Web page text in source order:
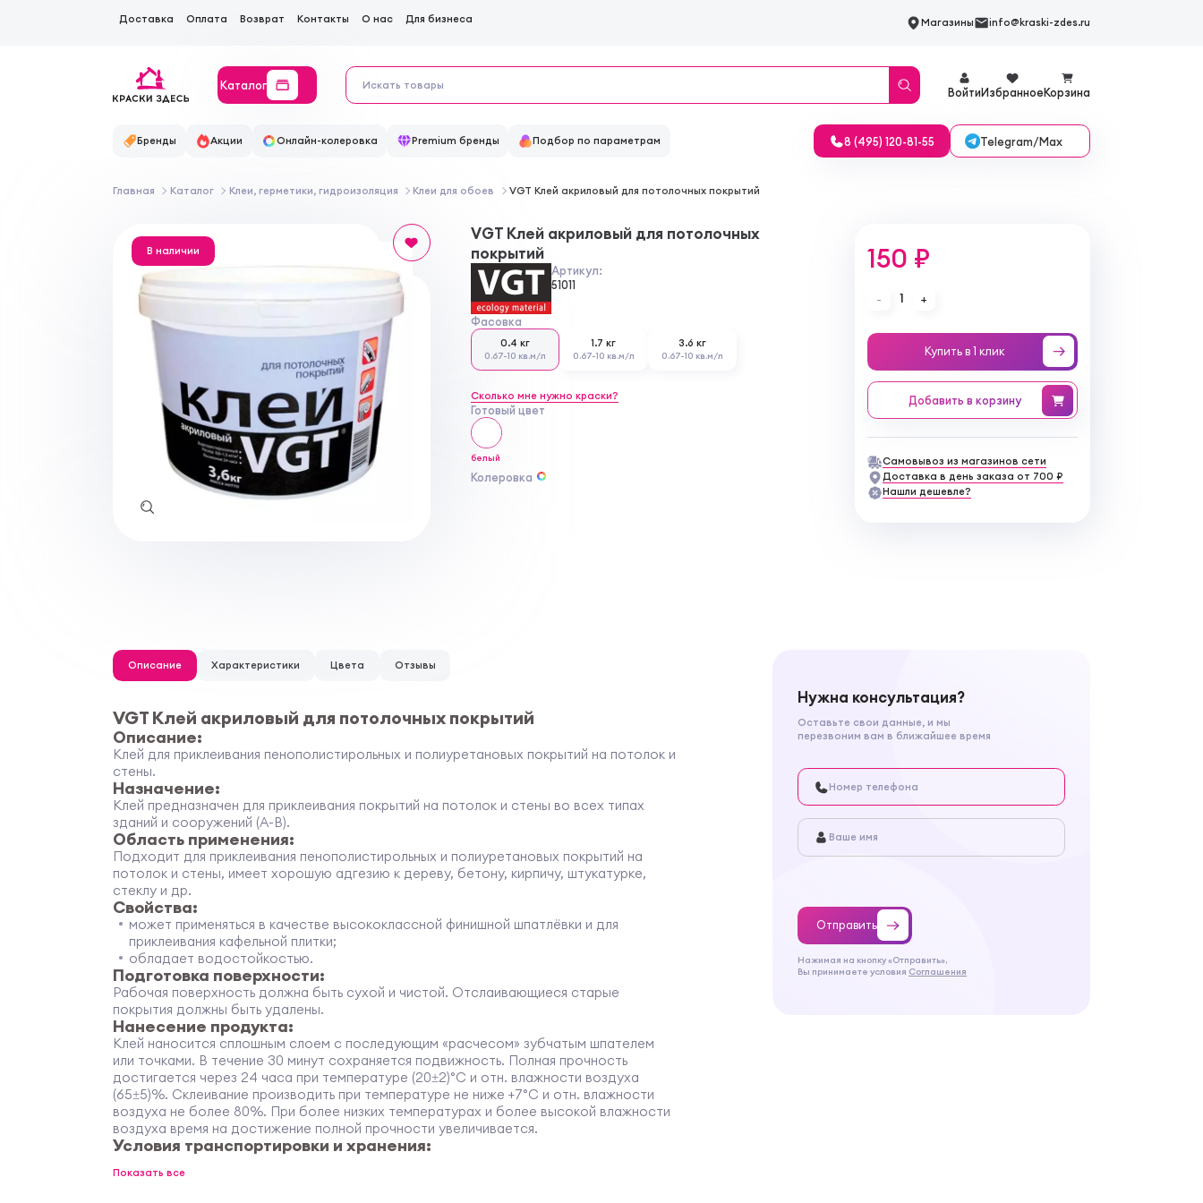
Доставка Оплата Возврат Контакты О нас Для бизнеса Магазины info@kraski-zdes.ru
Каталог
ВойтиИзбранноеКорзина
Бренды Акции Онлайн-колеровка Premium бренды Подбор по параметрам 8 (495) 120-81-55 Telegram/Max
Главная Каталог Клеи, герметики, гидроизоляция Клеи для обоев VGT Клей акриловый для потолочных покрытий
В наличии
VGT Клей акриловый для потолочных
покрытий
Артикул:
51011
Фасовка
0.4 кг
0.67-10 кв.м/л
1.7 кг
0.67-10 кв.м/л
3.6 кг
0.67-10 кв.м/л
Сколько мне нужно краски?
Готовый цвет
белый
Колеровка
150 ₽
- 1 +
Купить в 1 клик
Добавить в корзину
Самовывоз из магазинов сети
Доставка в день заказа от 700 ₽
Нашли дешевле?
Описание Характеристики Цвета Отзывы
VGT Клей акриловый для потолочных покрытий
Описание:
Клей для приклеивания пенополистирольных и полиуретановых покрытий на потолок и
стены.
Назначение:
Клей предназначен для приклеивания покрытий на потолок и стены во всех типах
зданий и сооружений (А-В).
Область применения:
Подходит для приклеивания пенополистирольных и полиуретановых покрытий на
потолок и стены, имеет хорошую адгезию к дереву, бетону, кирпичу, штукатурке,
стеклу и др.
Свойства:
может применяться в качестве высококлассной финишной шпатлёвки и для
приклеивания кафельной плитки;
обладает водостойкостью.
Подготовка поверхности:
Рабочая поверхность должна быть сухой и чистой. Отслаивающиеся старые
покрытия должны быть удалены.
Нанесение продукта:
Клей наносится сплошным слоем с последующим «расчесом» зубчатым шпателем
или точками. В течение 30 минут сохраняется подвижность. Полная прочность
достигается через 24 часа при температуре (20±2)°С и отн. влажности воздуха
(65±5)%. Склеивание производить при температуре не ниже +7°С и отн. влажности
воздуха не более 80%. При более низких температурах и более высокой влажности
воздуха время на достижение полной прочности увеличивается.
Условия транспортировки и хранения:
замораживание до -25°С, но не более пяти циклов замораживания-оттаивания. (Клей
Показать все
Нужна консультация?
Оставьте свои данные, и мы
перезвоним вам в ближайшее время
Отправить
Нажимая на кнопку «Отправить»,
Вы принимаете условия Соглашения